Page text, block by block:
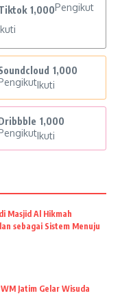
1,000Pengikut
1,000
Ikuti
1,000
Ikuti
Masjid Al Hikmah
sebagai Sistem Menuju
Jatim Gelar Wisuda